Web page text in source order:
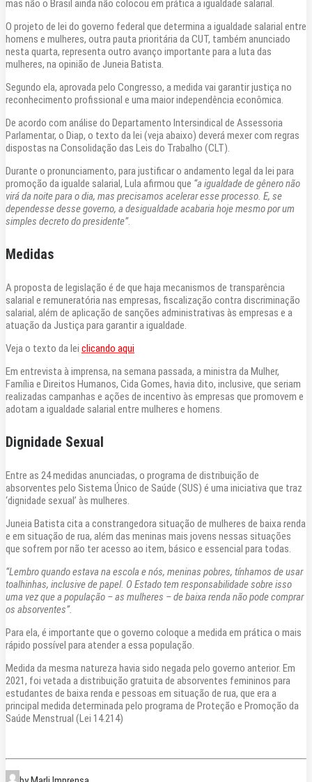
mas não o Brasil ainda não colocou em prática a igualdade salarial.
O projeto de lei do governo federal que determina a igualdade salarial entre
homens e mulheres, outra pauta prioritária da CUT, também anunciado
nesta quarta, representa outro avanço importante para a luta das
mulheres, na opinião de Juneia Batista.
Segundo ela, aprovada pelo Congresso, a medida vai garantir justiça no
reconhecimento profissional e uma maior independência econômica.
De acordo com análise do Departamento Intersindical de Assessoria
Parlamentar, o Diap, o texto da lei (veja abaixo) deverá mexer com regras
dispostas na Consolidação das Leis do Trabalho (CLT).
Durante o pronunciamento, para justificar o andamento legal da lei para
promoção da igualde salarial, Lula afirmou que “a igualdade de gênero não
virá da noite para o dia, mas precisamos acelerar esse processo. E, se
dependesse desse governo, a desigualdade acabaria hoje mesmo por um
simples decreto do presidente”.
Medidas
A proposta de legislação é de que haja mecanismos de transparência
salarial e remuneratória nas empresas, fiscalização contra discriminação
salarial, além de aplicação de sanções administrativas às empresas e a
atuação da Justiça para garantir a igualdade.
Veja o texto da lei clicando aqui
Em entrevista à imprensa, na semana passada, a ministra da Mulher,
Família e Direitos Humanos, Cida Gomes, havia dito, inclusive, que seriam
realizadas campanhas e ações de incentivo às empresas que promovem e
adotam a igualdade salarial entre mulheres e homens.
Dignidade Sexual
Entre as 24 medidas anunciadas, o programa de distribuição de
absorventes pelo Sistema Único de Saúde (SUS) é uma iniciativa que traz
‘dignidade sexual’ às mulheres.
Juneia Batista cita a constrangedora situação de mulheres de baixa renda
e em situação de rua, além das meninas mais jovens nessas situações
que sofrem por não ter acesso ao item, básico e essencial para todas.
“Lembro quando estava na escola e nós, meninas pobres, tínhamos de usar
toalhinhas, inclusive de papel. O Estado tem responsabilidade sobre isso
uma vez que a população – as mulheres – de baixa renda não pode comprar
os absorventes”.
Para ela, é importante que o governo coloque a medida em prática o mais
rápido possível para atender a essa população.
Medida da mesma natureza havia sido negada pelo governo anterior. Em
2021, foi vetada a distribuição gratuita de absorventes femininos para
estudantes de baixa renda e pessoas em situação de rua, que era a
principal medida determinada pelo programa de Proteção e Promoção da
Saúde Menstrual (Lei 14.214)